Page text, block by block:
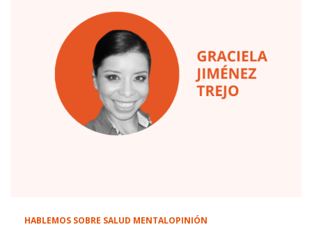
HABLEMOS SOBRE SALUD MENTALOPINIÓN